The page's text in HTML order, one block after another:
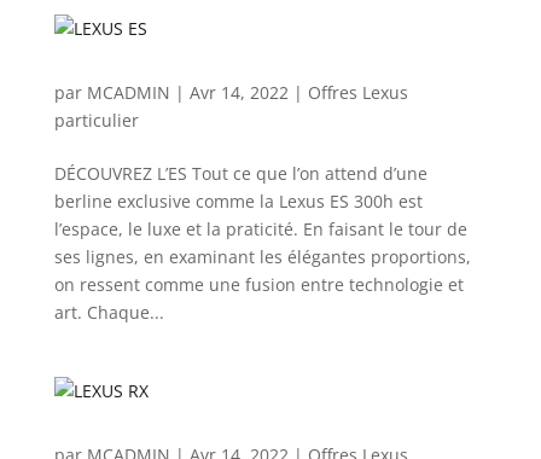
par MCADMIN | Avr 14, 2022| Offres Lexus
particulier
DÉCOUVREZ L’ES Tout ce que l’on attend d’une
berline exclusive comme la Lexus ES 300h est
l’espace, le luxe et la praticité. En faisant le tour de
ses lignes, en examinant les élégantes proportions,
on ressent comme une fusion entre technologie et
art. Chaque...